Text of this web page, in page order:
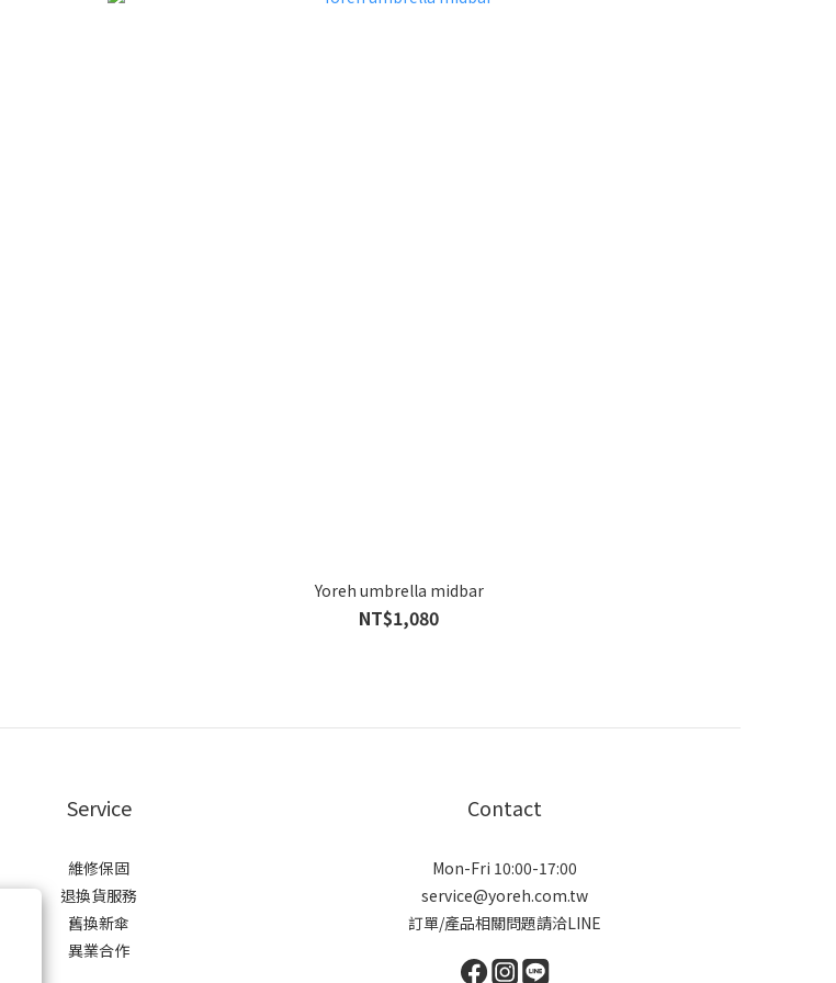
Yoreh umbrella midbar
NT$1,080
Service
維修保固
退換貨服務
舊換新傘
異業合作
Contact
Mon-Fri 10:00-17:00
service@yoreh.com.tw
訂單/產品相關問題請洽LINE